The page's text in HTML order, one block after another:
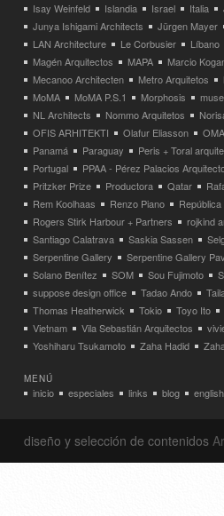
Isay Weinfeld
Islandia Israel Italia
Junya Ishigami Architects
Jürgen Mayer
LAN Architecture
Le Corbusier Líbano
Magén Arquitectos
MAPA Marcio
Mecanoo Architecten
Metro Arquitetos
MoMA
MoMA P.S.1 Morphosis
NL Architects
Nommo Arquitetos
OFIS ARHITEKTI
Olafur Eliasson OMA
Panamá
Paraguay Peris + Toral
Portugal
PPAA - Pérez Palacios
Pritzker Prize
Productora Qatar
Rem Koolhaas
Renzo Piano
Rogers Stirk Harbour + Partners
rojkind
Santiago Calatrava
Saskia Sassen
Serpentine Gallery
Serpentine Gallery
Solano Benítez
SOM Sou Fujimoto
suppose design office
Tadao Ando
Thomas Heatherwick
Tokio Toyo Ito
Vietnam
Vila Sebastián Arquitectos
Yoshiharu Tsukamoto
Zaha Hadid
MENÚ
inicio especiales links blog english
diseño y selección de contenidos